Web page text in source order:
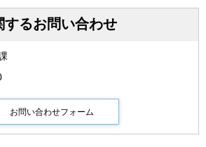
するお問い合わせ